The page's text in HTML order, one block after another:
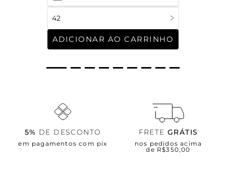
42
ADICIONAR AO CARRINHO
5% DE DESCONTO
em pagamentos com pix
FRETE GRÁTIS
nos pedidos acima
de R$350,00